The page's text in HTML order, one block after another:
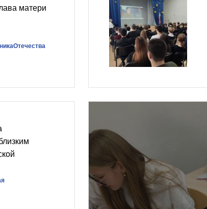
матери